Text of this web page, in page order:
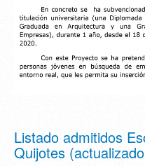
Listado admitidos
Quijotes